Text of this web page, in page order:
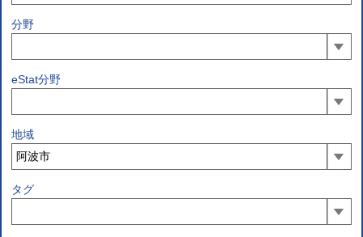
分野
eStat分野
地域
タグ